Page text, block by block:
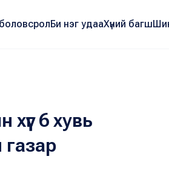
боловсролБи нэг удааХүний багш
6 хувь